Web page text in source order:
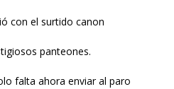
con el surtido canon
panteones.
falta ahora enviar al paro